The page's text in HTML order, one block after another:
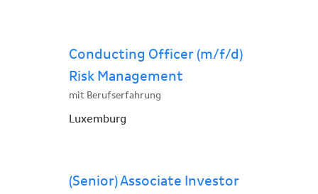
Conducting Officer (m/f/d)
Risk Management
mit Berufserfahrung
Luxemburg
(Senior) Associate Investor